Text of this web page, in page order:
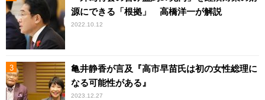
源にできる「根拠」 高橋洋一が解説
2022.10.12
亀井静香が言及『高市早苗氏は初の女性総理に
なる可能性がある』
2023.12.27